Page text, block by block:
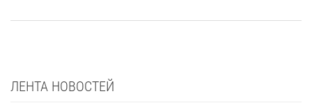
ЛЕНТА НОВОСТЕЙ